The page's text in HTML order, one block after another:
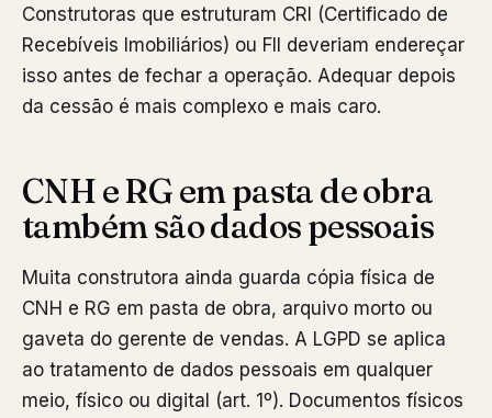
Construtoras que estruturam CRI (Certificado de
Recebíveis Imobiliários) ou FII deveriam endereçar
isso antes de fechar a operação. Adequar depois
da cessão é mais complexo e mais caro.
CNH e RG em pasta de obra
também são dados pessoais
Muita construtora ainda guarda cópia física de
CNH e RG em pasta de obra, arquivo morto ou
gaveta do gerente de vendas. A LGPD se aplica
ao tratamento de dados pessoais em qualquer
meio, físico ou digital (art. 1º). Documentos físicos